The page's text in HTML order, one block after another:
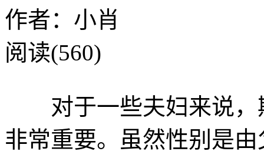
作者：小肖
阅读(560)
对于一些夫妇来说，
非常重要。虽然性别是